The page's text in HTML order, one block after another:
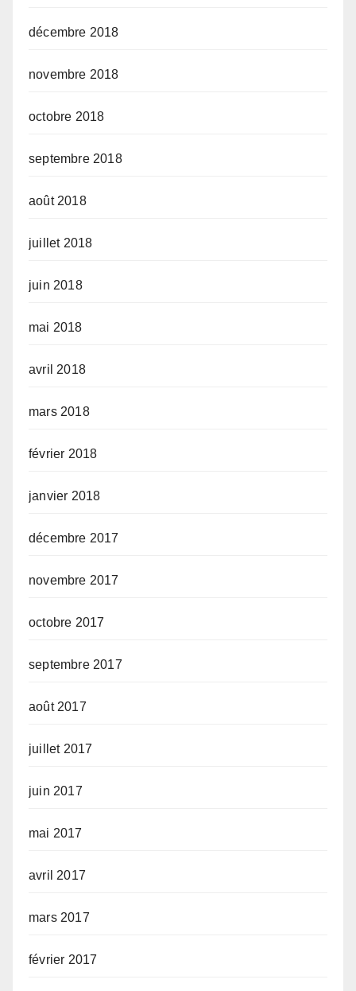
décembre 2018
novembre 2018
octobre 2018
septembre 2018
août 2018
juillet 2018
juin 2018
mai 2018
avril 2018
mars 2018
février 2018
janvier 2018
décembre 2017
novembre 2017
octobre 2017
septembre 2017
août 2017
juillet 2017
juin 2017
mai 2017
avril 2017
mars 2017
février 2017